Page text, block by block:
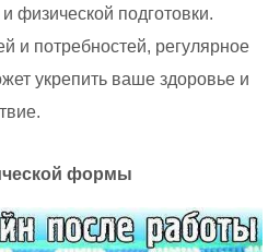
физической подготовки.
и потребностей, регулярное
укрепить ваше здоровье и
формы